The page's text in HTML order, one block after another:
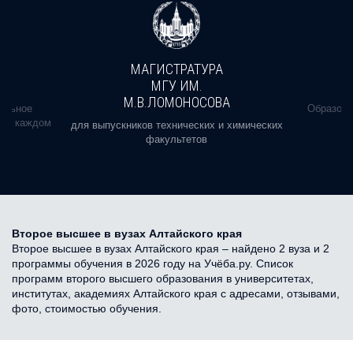
в каждом
МАГИСТРАТУРА
МГУ ИМ.
М.В.ЛОМОНОСОВА
для выпускников технических и химических
факультетов
Второе высшее в вузах Алтайского края
Второе высшее в вузах Алтайского края – найдено 2 вуза и 2
программы обучения в 2026 году на Учёба.ру. Список
программ второго высшего образования в университетах,
институтах, академиях Алтайского края с адресами, отзывами,
фото, стоимостью обучения.